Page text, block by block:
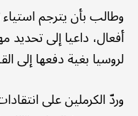
وطالب بأن يترجم
أفعال، داعيا إلى
لروسيا بغية دفعها إلى
وردّ الكرملين على